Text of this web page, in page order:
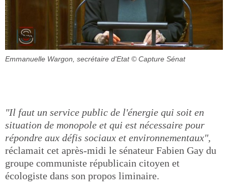
Emmanuelle Wargon, secrétaire d'Etat © Capture Sénat
"Il faut un service public de l'énergie qui soit en
situation de monopole et qui est nécessaire pour
répondre aux défis sociaux et environnementaux",
réclamait cet après-midi le sénateur Fabien Gay du
groupe communiste républicain citoyen et
écologiste dans son propos liminaire.